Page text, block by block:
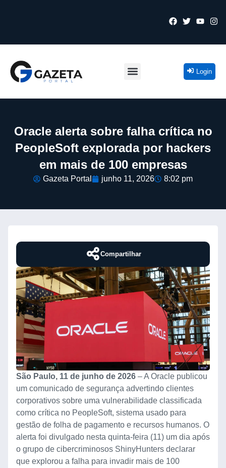
Login
Oracle alerta sobre falha crítica no
PeopleSoft explorada por hackers
em mais de 100 empresas
Gazeta Portal junho 11, 2026 8:02 pm
Compartilhar
São Paulo, 11 de junho de 2026 – A Oracle publicou
um comunicado de segurança advertindo clientes
corporativos sobre uma vulnerabilidade classificada
como crítica no PeopleSoft, sistema usado para
gestão de folha de pagamento e recursos humanos. O
alerta foi divulgado nesta quinta-feira (11) um dia após
o grupo de cibercriminosos ShinyHunters declarar
que explorou a falha para invadir mais de 100